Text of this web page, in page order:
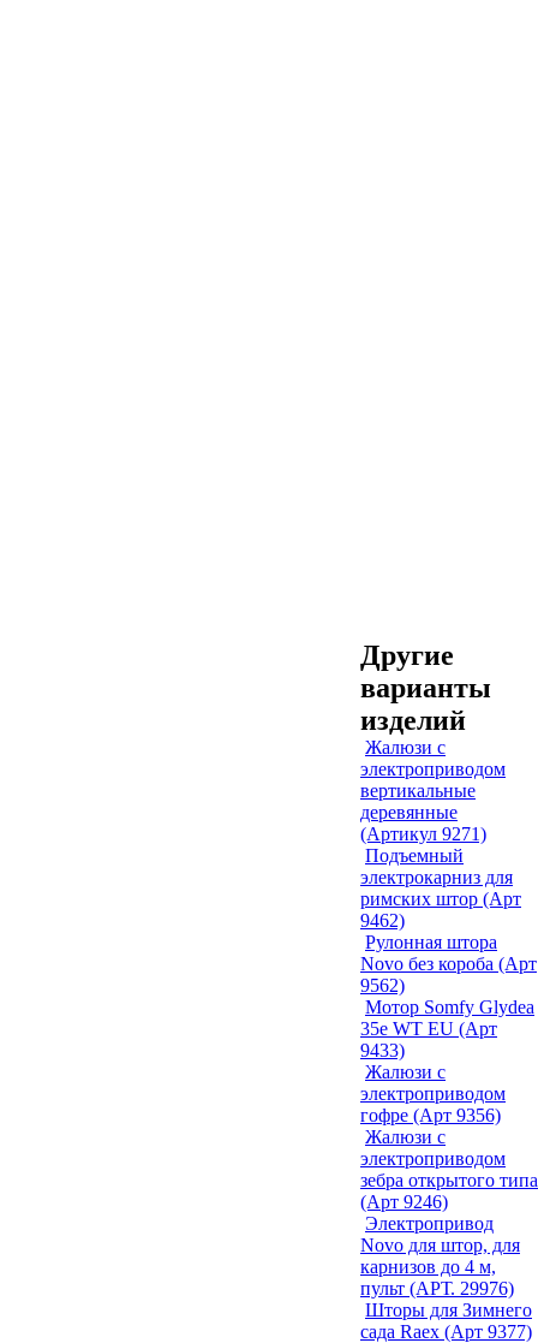
Другие
варианты
изделий
Жалюзи с
электроприводом
вертикальные
деревянные
(Артикул 9271)
Подъемный
электрокарниз для
римских штор (Арт
9462)
Рулонная штора
Novo без короба (Арт
9562)
Мотор Somfy Glydea
35e WT EU (Арт
9433)
Жалюзи с
электроприводом
гофре (Арт 9356)
Жалюзи с
электроприводом
зебра открытого типа
(Арт 9246)
Электропривод
Novo для штор, для
карнизов до 4 м,
пульт (АРТ. 29976)
Шторы для Зимнего
сада Raex (Арт 9377)